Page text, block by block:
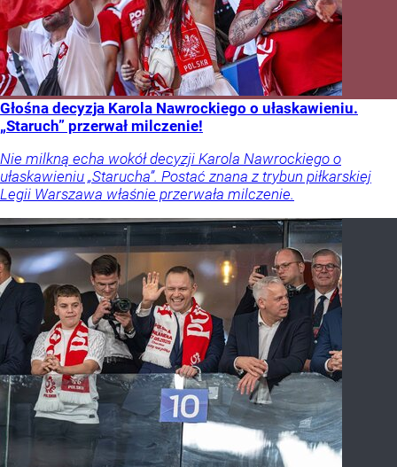
Głośna decyzja Karola Nawrockiego o ułaskawieniu.
„Staruch” przerwał milczenie!
Nie milkną echa wokół decyzji Karola Nawrockiego o
ułaskawieniu „Starucha”. Postać znana z trybun piłkarskiej
Legii Warszawa właśnie przerwała milczenie.